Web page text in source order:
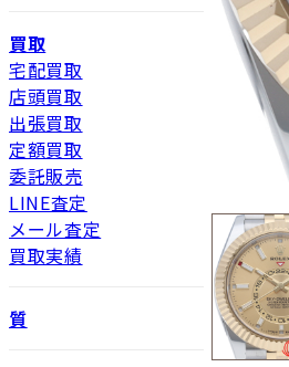
買取
宅配買取
店頭買取
出張買取
定額買取
委託販売
LINE査定
メール査定
買取実績
質